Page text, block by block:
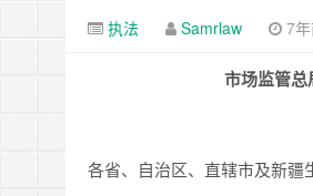
执法 Samrlaw 7
市场监管
各省、自治区、直辖市及新疆